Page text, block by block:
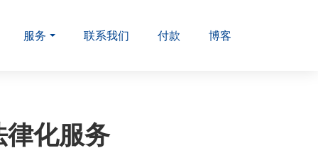
服务 联系我们 付款 博客
化服务